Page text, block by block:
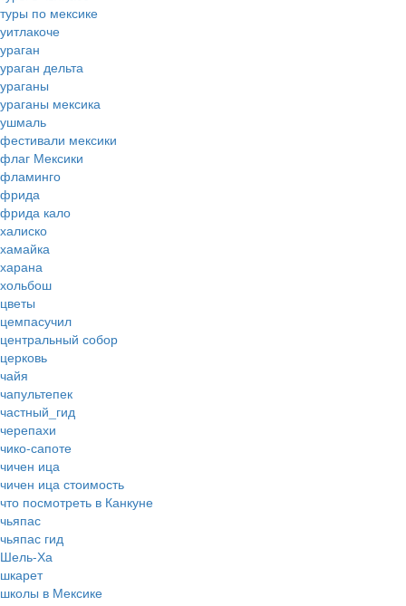
туры по мексике
уитлакоче
ураган
ураган дельта
ураганы
ураганы мексика
ушмаль
фестивали мексики
флаг Мексики
фламинго
фрида
фрида кало
халиско
хамайка
харана
хольбош
цветы
цемпасучил
центральный собор
церковь
чайя
чапультепек
частный_гид
черепахи
чико-сапоте
чичен ица
чичен ица стоимость
что посмотреть в Канкуне
чьяпас
чьяпас гид
Шель-Ха
шкарет
школы в Мексике